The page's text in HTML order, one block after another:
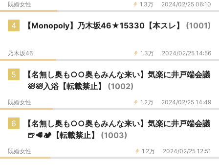
1.3万 2024/02/25 06:10
既婚女性
4 【Monopoly】乃木坂46★15330【本スレ】 (1001)
1.3万 2024/02/25 14:56
乃木坂46
5
【名無し奥も○○奥もみんな来い】気楽に井戸端会議
🛀🛀入浴【転載禁止】 (1002)
1.2万 2024/02/25 14:49
既婚女性
6
【名無し奥も○○奥もみんな来い】気楽に井戸端会議
🍺🥩🏕【転載禁止】 (1003)
1.2万 2024/02/25 12:51
既婚女性